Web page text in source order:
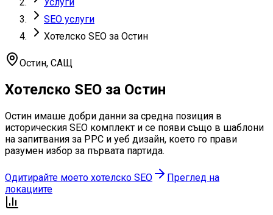
SEO услуги
Хотелско SEO за Остин
Остин, САЩ
Хотелско SEO за Остин
Остин имаше добри данни за средна позиция в
историческия SEO комплект и се появи също в шаблони
на запитвания за PPC и уеб дизайн, което го прави
разумен избор за първата партида.
Одитирайте моето хотелско SEO
Преглед на
локациите